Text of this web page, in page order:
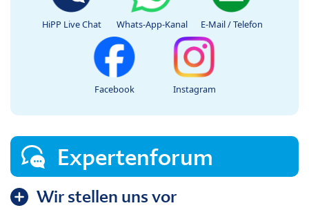
HiPP Live Chat Whats-App-Kanal E-Mail / Telefon
Facebook Instagram
Expertenforum
Wir stellen uns vor